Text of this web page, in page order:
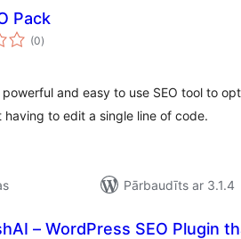
Pack
(0vērtējumu
kopsumma
)
powerful and easy to use SEO tool to
to edit a single line of code.
Pārbaudīts ar 3.1.4
– WordPress SEO Plugin